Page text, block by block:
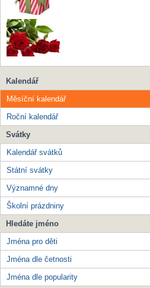
Kalendář
Měsíční kalendář
Roční kalendář
Svátky
Kalendář svátků
Státní svátky
Významné dny
Školní prázdniny
Hledáte jméno
Jména pro děti
Jména dle četnosti
Jména dle popularity